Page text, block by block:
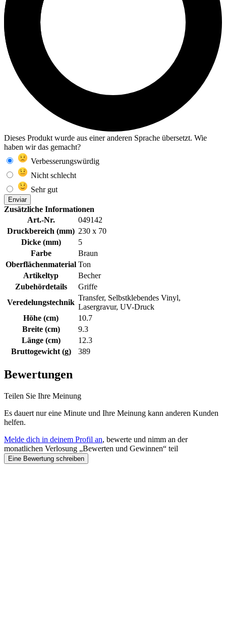
Dieses Produkt wurde aus einer anderen Sprache übersetzt. Wie
haben wir das gemacht?
Verbesserungswürdig
Nicht schlecht
Sehr gut
Enviar
Zusätzliche Informationen
Art.-Nr.
049142
Druckbereich (mm) 230 x 70
Dicke (mm)
5
Farbe
Braun
Oberflächenmaterial Ton
Artikeltyp
Becher
Zubehördetails
Griffe
Veredelungstechnik
Transfer, Selbstklebendes Vinyl,
Lasergravur, UV-Druck
Höhe (cm)
10.7
Breite (cm)
9.3
Länge (cm)
12.3
Bruttogewicht (g)
389
Bewertungen
Teilen Sie Ihre Meinung
Es dauert nur eine Minute und Ihre Meinung kann anderen Kunden
helfen.
Melde dich in deinem Profil an, bewerte und nimm an der
monatlichen Verlosung „Bewerten und Gewinnen“ teil
Eine Bewertung schreiben